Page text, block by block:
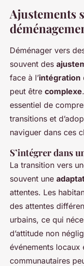
Ajustements
Déménager vers
souvent des
face à l’intégration
peut être complexe
essentiel de
transitions et
naviguer dans ces
S’intégrer dans
La transition vers
souvent une
attentes. Les
des attentes
urbains, ce qui
d’attitude non
événements locaux
communautaires